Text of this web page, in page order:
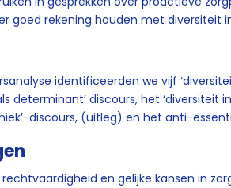
goed rekening houden met diversiteit
identificeerden we vijf
determinant’ discours, het ‘diversiteit
discours, (uitleg) en het anti-
en gelijke kansen in